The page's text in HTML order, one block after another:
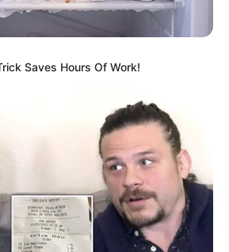
Baca selengkapnya
Mute
Saves Hours Of Work!